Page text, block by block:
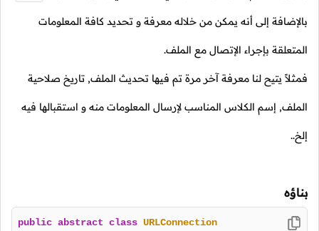
بالإضافة إلى أنه يمكن من خلاله معرفة و تحديد كافة المعلومات
المتعلقة بإجراء الإتصال مع الملف.
فمثلاً يتيح لنا معرفة آخر مرة تم فيها تحديث الملف, تاريخ صلاحية
الملف, إسم الكلاس المناسب لإرسال المعلومات منه و استقبالها فيه
إلخ..
بناؤه
public abstract class URLConnection